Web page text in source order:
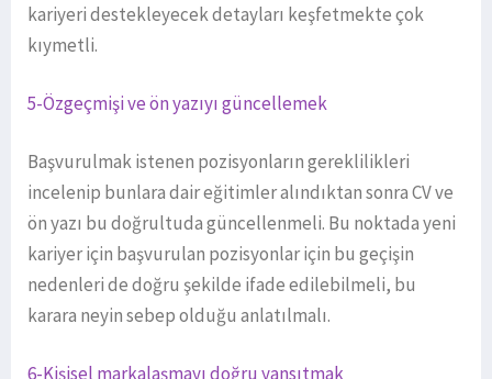
kariyeri destekleyecek detayları keşfetmekte çok
kıymetli.
5-Özgeçmişi ve ön yazıyı güncellemek
Başvurulmak istenen pozisyonların gereklilikleri
incelenip bunlara dair eğitimler alındıktan sonra CV ve
ön yazı bu doğrultuda güncellenmeli. Bu noktada yeni
kariyer için başvurulan pozisyonlar için bu geçişin
nedenleri de doğru şekilde ifade edilebilmeli, bu
karara neyin sebep olduğu anlatılmalı.
6-Kişisel markalaşmayı doğru yansıtmak